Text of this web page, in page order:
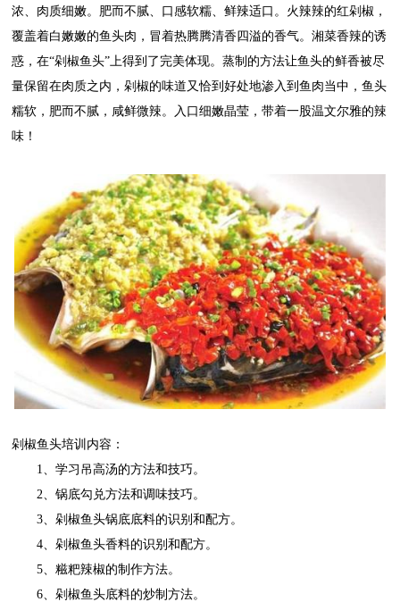
浓、肉质细嫩。肥而不腻、口感软糯、鲜辣适口。火辣辣的红剁椒，
覆盖着白嫩嫩的鱼头肉，冒着热腾腾清香四溢的香气。湘菜香辣的诱
惑，在“剁椒鱼头”上得到了完美体现。蒸制的方法让鱼头的鲜香被尽
量保留在肉质之内，剁椒的味道又恰到好处地渗入到鱼肉当中，鱼头
糯软，肥而不腻，咸鲜微辣。入口细嫩晶莹，带着一股温文尔雅的辣
味！
剁椒鱼头培训内容：
1、学习吊高汤的方法和技巧。
2、锅底勾兑方法和调味技巧。
3、剁椒鱼头锅底底料的识别和配方。
4、剁椒鱼头香料的识别和配方。
5、糍粑辣椒的制作方法。
6、剁椒鱼头底料的炒制方法。